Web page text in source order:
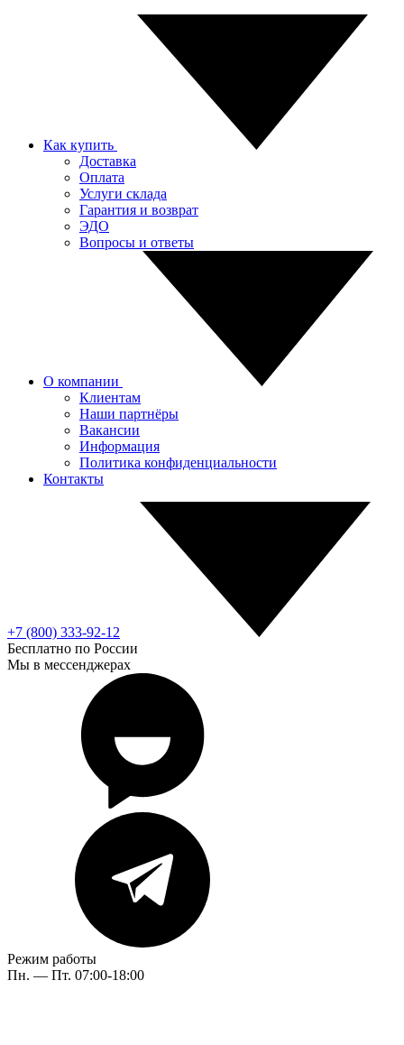
Как купить
Доставка
Оплата
Услуги склада
Гарантия и возврат
ЭДО
Вопросы и ответы
О компании
Клиентам
Наши партнёры
Вакансии
Информация
Политика конфиденциальности
Контакты
+7 (800) 333-92-12
Бесплатно по России
Мы в мессенджерах
Режим работы
Пн. — Пт. 07:00-18:00